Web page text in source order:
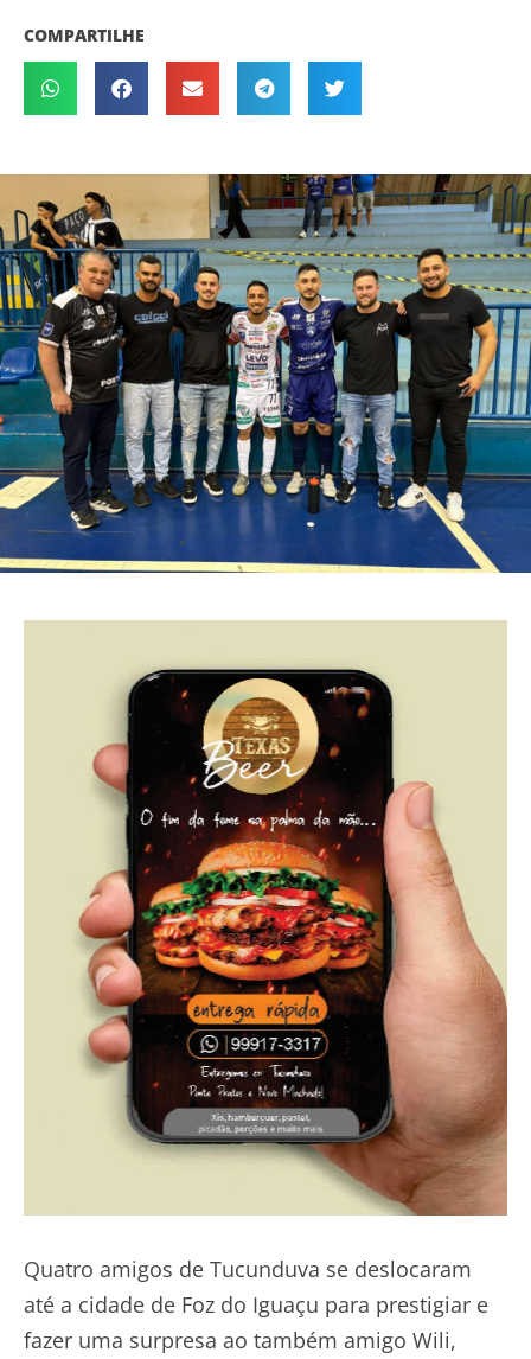
COMPARTILHE
Quatro amigos de Tucunduva se deslocaram
até a cidade de Foz do Iguaçu para prestigiar e
fazer uma surpresa ao também amigo Wili,